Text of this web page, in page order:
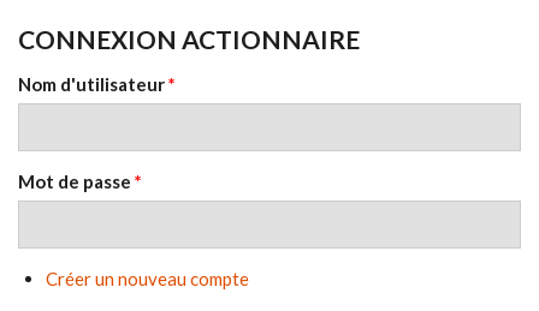
CONNEXION ACTIONNAIRE
Nom d'utilisateur*
Mot de passe *
Créer un nouveau compte